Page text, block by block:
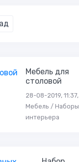
Мебель для
столовой
28-08-2019, 11:37,
Мебель / Наборы
интерьера